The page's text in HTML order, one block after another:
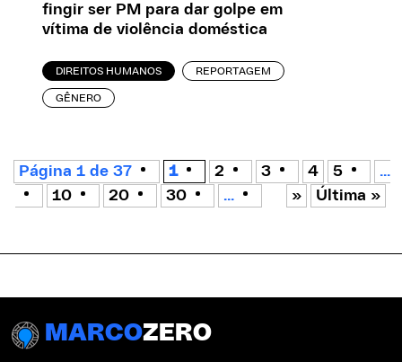
fingir ser PM para dar golpe em
vítima de violência doméstica
DIREITOS HUMANOS REPORTAGEM
GÊNERO
Página 1 de 37 1 2 3 4 5
...
10
20 30 ... » Última »
MARCOZERO